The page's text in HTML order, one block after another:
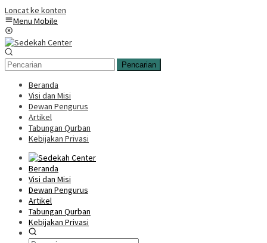
Loncat ke konten
Menu Mobile
Pencarian
Beranda
Visi dan Misi
Dewan Pengurus
Artikel
Tabungan Qurban
Kebijakan Privasi
Beranda
Visi dan Misi
Dewan Pengurus
Artikel
Tabungan Qurban
Kebijakan Privasi